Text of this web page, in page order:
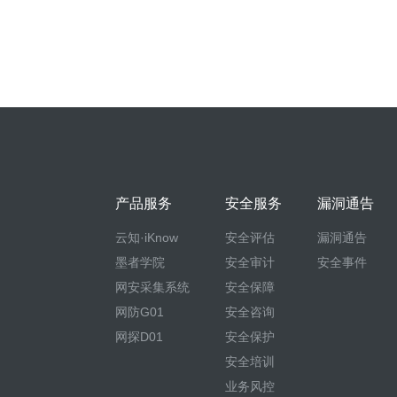
产品服务
云知·iKnow
墨者学院
网安采集系统
网防G01
网探D01
安全服务
安全评估
安全审计
安全保障
安全咨询
安全保护
安全培训
业务风控
漏洞通告
漏洞通告
安全事件